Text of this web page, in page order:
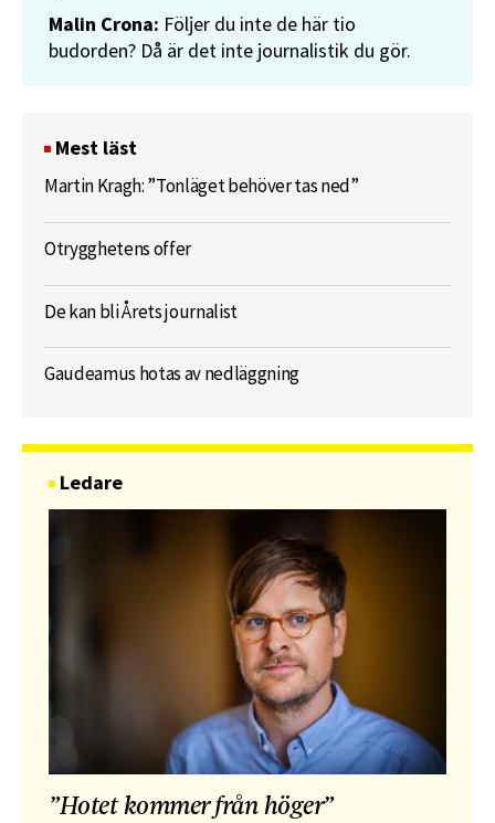
Malin Crona: Följer du inte de här tio
budorden? Då är det inte journalistik du gör.
Mest läst
Martin Kragh: ”Tonläget behöver tas ned”
Otrygghetens offer
De kan bli Årets journalist
Gaudeamus hotas av nedläggning
Ledare
”Hotet kommer från höger”